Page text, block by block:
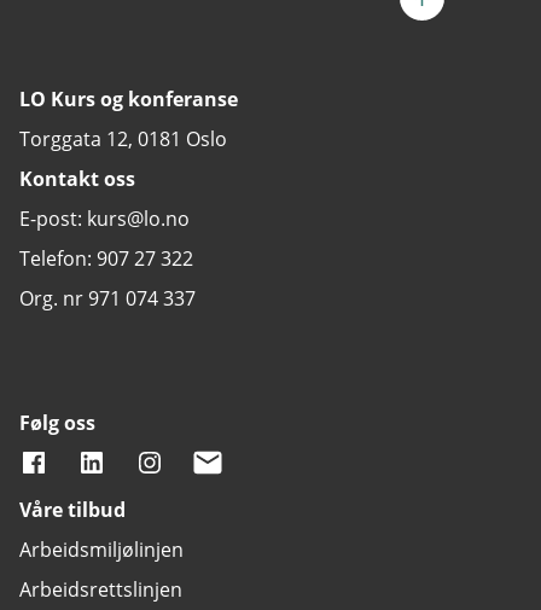
LO Kurs og konferanse
Torggata 12, 0181 Oslo
Kontakt oss
E-post: kurs@lo.no
Telefon: 907 27 322
Org. nr 971 074 337
Følg oss
Våre tilbud
Arbeidsmiljølinjen
Arbeidsrettslinjen